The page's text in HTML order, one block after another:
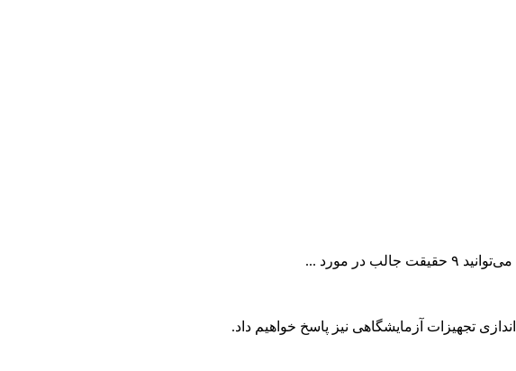
مورد ...
تجهیزات آزمایشگاهی نیز پاسخ خواهیم داد.